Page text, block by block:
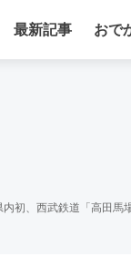
最新記事 おで
内初、西武鉄道「高田馬